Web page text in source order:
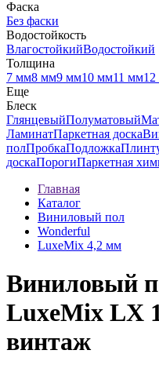
Фаска
Без фаски
Водостойкость
ВлагостойкийВодостойкий
Толщина
7 мм8 мм9 мм10 мм11 мм
Еще
Блеск
ГлянцевыйПолуматовый
ЛаминатПаркетная доска
полПробкаПодложка
доскаПорогиПаркетная
Главная
Каталог
Виниловый пол
Wonderful
LuxeMix 4,2 мм
Виниловый
LuxeMix LX
винтаж